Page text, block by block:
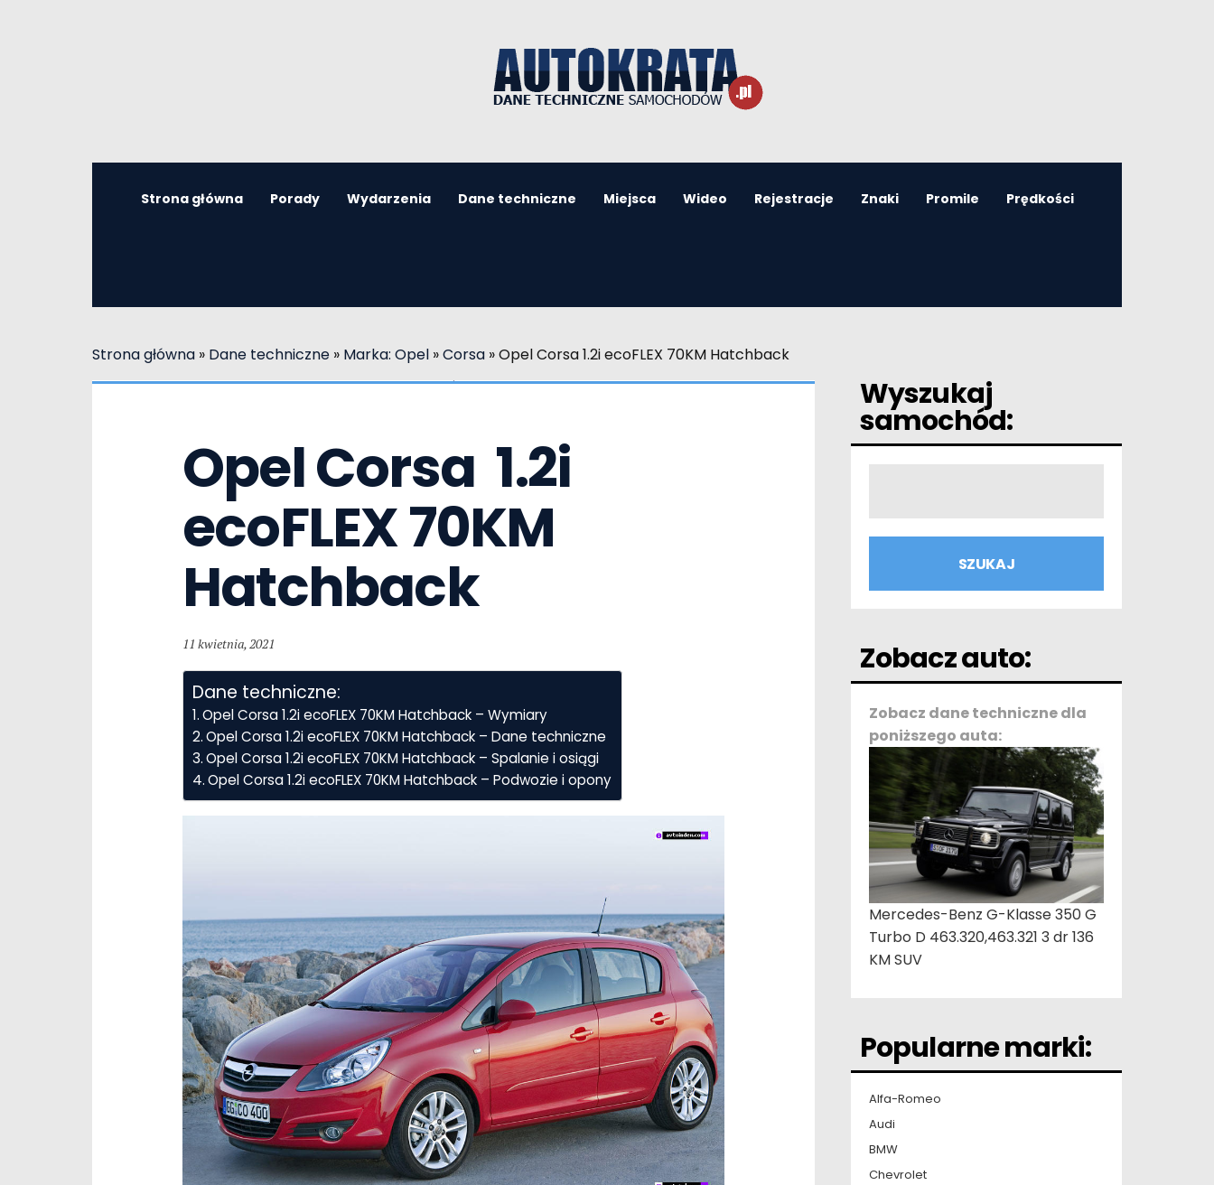
Strona główna Porady Wydarzenia Dane techniczne Miejsca Wideo Rejestracje Znaki Promile Prędkości
Strona główna » Dane techniczne » Marka: Opel »Corsa »Opel Corsa 1.2i ecoFLEX 70KM Hatchback
Opel Corsa  1.2i
ecoFLEX 70KM
Hatchback
11 kwietnia, 2021
Dane techniczne:
Opel Corsa 1.2i ecoFLEX 70KM Hatchback – Wymiary
Opel Corsa 1.2i ecoFLEX 70KM Hatchback – Dane techniczne
Opel Corsa 1.2i ecoFLEX 70KM Hatchback – Spalanie i osiągi
Opel Corsa 1.2i ecoFLEX 70KM Hatchback – Podwozie i opony
Wyszukaj
samochód:
Zobacz auto:
Zobacz dane techniczne dla
poniższego auta:
Mercedes-Benz G-Klasse 350 G
Turbo D 463.320,463.321 3 dr 136
KM SUV
Popularne marki:
Alfa-Romeo
Audi
BMW
Chevrolet